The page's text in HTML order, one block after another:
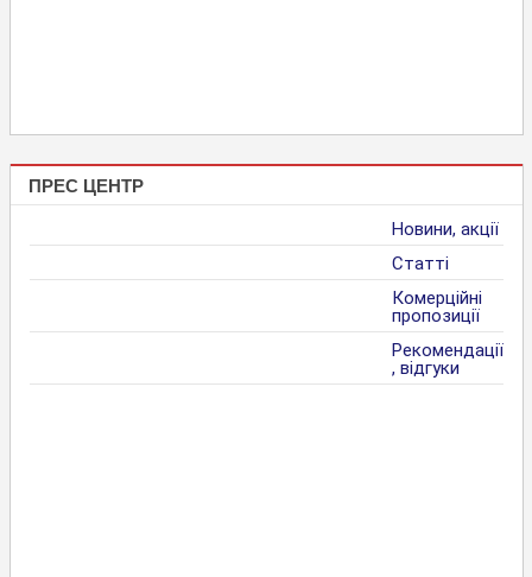
ПРЕС ЦЕНТР
Новини, акції
Статті
Комерційні
пропозиції
Рекомендації
, відгуки